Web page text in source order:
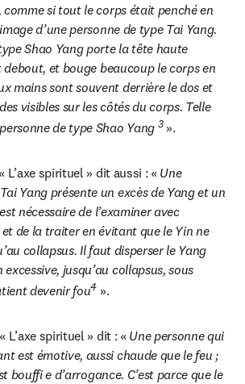
si tout le corps était penché en
d’une personne de type Tai Yang.
Shao Yang porte la tête haute
debout, et bouge beaucoup le corps en
mains sont souvent derrière le dos et
visibles sur les côtés du corps. Telle
de type Shao Yang 3 ».
L’axe spirituel » dit aussi : « Une
Yang présente un excès de Yang et un
nécessaire de l’examiner avec
de la traiter en évitant que le Yin ne
collapsus. Il faut disperser le Yang
jusqu’au collapsus, sous
devenir fou4 ».
L’axe spirituel » dit : « Une personne qui
est émotive, aussi chaude que le feu ;
bouffi e d’arrogance. C’est parce que le